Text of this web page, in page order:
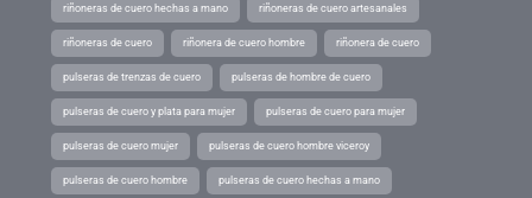
riñoneras de cuero hechas a mano riñoneras de cuero artesanales
riñoneras de cuero riñonera de cuero hombre riñonera de cuero
pulseras de trenzas de cuero pulseras de hombre de cuero
pulseras de cuero y plata para mujer pulseras de cuero para mujer
pulseras de cuero mujer pulseras de cuero hombre viceroy
pulseras de cuero hombre pulseras de cuero hechas a mano